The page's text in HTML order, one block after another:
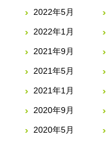
2022年5月
2022年1月
2021年9月
2021年5月
2021年1月
2020年9月
2020年5月